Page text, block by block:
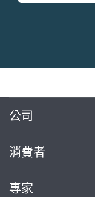
公司
消費者
專家
繼續完成